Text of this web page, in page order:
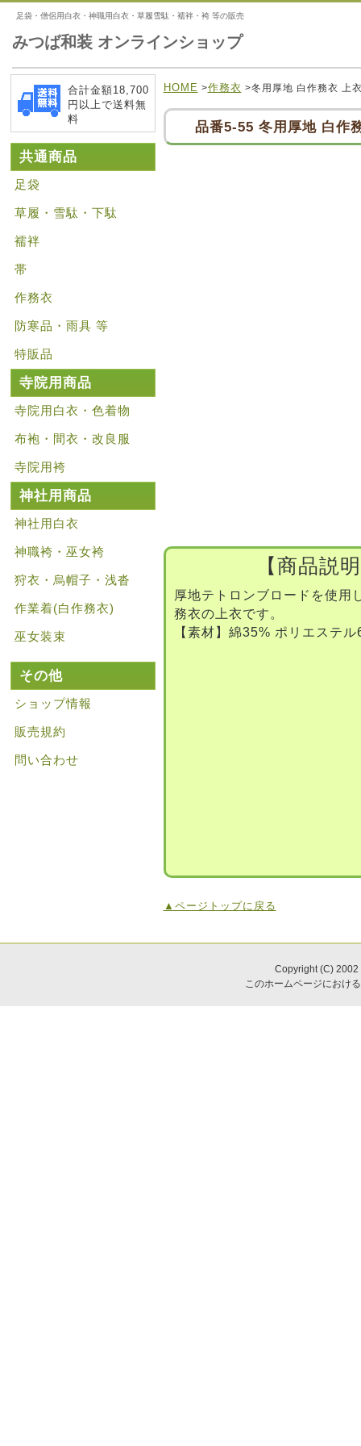
足袋・僧侶用白衣・神職用白衣・草履雪駄・襦袢・袴 等の販売
みつば和装 オンラインショップ
HOME >作務衣 >冬用厚地 白作務衣 上
品番5-55 冬用厚地 白作
【商品説
厚地テトロンブロードを使用
務衣の上衣です。
【素材】綿35% ポリエステル
▲ページトップに戻る
合計金額18,700
円以上で送料無
料
共通商品
足袋
草履・雪駄・下駄
襦袢
帯
作務衣
防寒品・雨具 等
特販品
寺院用商品
寺院用白衣・色着物
布袍・間衣・改良服
寺院用袴
神社用商品
神社用白衣
神職袴・巫女袴
狩衣・烏帽子・浅沓
作業着(白作務衣)
巫女装束
その他
ショップ情報
販売規約
問い合わせ
Copyright (C)
このホームページにおけ